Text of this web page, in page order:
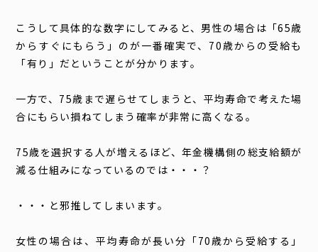
こうして具体的な数字にしてみると、男性の場合は「65歳
からすぐにもらう」のが一番確実で、70歳からの受給も
「有り」だということが分かります。
一方で、75歳まで遅らせてしまうと、平均寿命で考えた場
合にもらい損ねてしまう確率が非常に高くなる。
75歳を選択する人が増えるほど、年金機構側の総支給額が
減る仕組みになっているのでは・・・？
・・・と邪推してしまいます。
女性の場合は、平均寿命が長い分「70歳から受給する」